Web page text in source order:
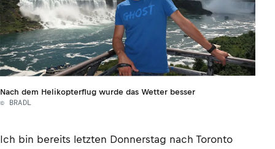
Nach dem Helikopterflug wurde das Wetter besser
© BRADL
Ich bin bereits letzten Donnerstag nach Toronto